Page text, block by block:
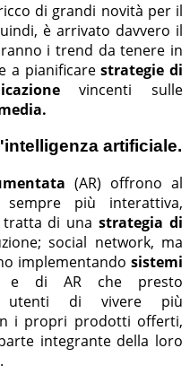
di grandi novità per il
è arrivato davvero il
i trend da tenere in
a pianificarestrategie di
vincenti sulle
artificiale.
(AR) offrono al
sempre più interattiva,
tratta di unastrategia di
social network, ma
implementando sistemi
e di AR che presto
utenti di vivere più
i propri prodotti offerti,
integrante della loro